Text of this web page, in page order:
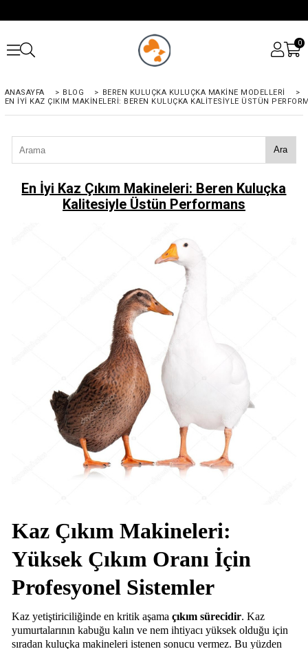
0
ANASAYFA > BLOG > BEREN KULUÇKA KULUÇKA MAKINE MODELLERI
>
EN İYI KAZ ÇIKIM MAKINELERI: BEREN KULUÇKA KALITESIYLE ÜSTÜN
Ara
En İyi Kaz Çıkım Makineleri: Beren Kuluçka
Kalitesiyle Üstün Performans
Kaz Çıkım Makineleri:
Yüksek Çıkım Oranı İçin
Profesyonel Sistemler
Kaz yetiştiriciliğinde en kritik aşama çıkım sürecidir. Kaz
yumurtalarının kabuğu kalın ve nem ihtiyacı yüksek olduğu için
sıradan kuluçka makineleri istenen sonucu vermez. Bu yüzden